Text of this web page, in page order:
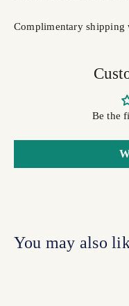
Complimentary shipping
Be the